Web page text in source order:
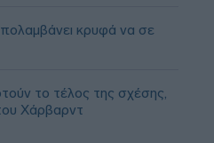
κρυφά να σε
το τέλος της σχέσης,
Χάρβαρντ